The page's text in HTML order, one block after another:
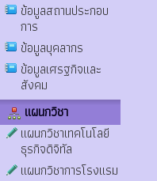
ข้อมูลสถานประกอบ
การ
ข้อมูลบุคลากร
ข้อมูลเศรฐกิจและ
สังคม
แผนกวิชา
แผนกวิชาเทคโนโลยี
ธุรกิจดิจิทัล
แผนกวิชาการโรงแรม